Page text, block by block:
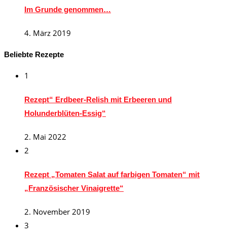
Im Grunde genommen…
4. März 2019
Beliebte Rezepte
1
Rezept“ Erdbeer-Relish mit Erbeeren und
Holunderblüten-Essig“
2. Mai 2022
2
Rezept „Tomaten Salat auf farbigen Tomaten“ mit
„Französischer Vinaigrette“
2. November 2019
3